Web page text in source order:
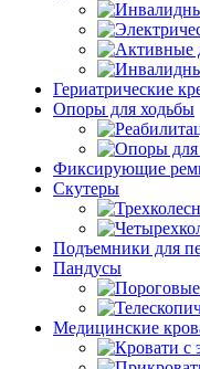
Гериатрические
Опоры для ходьбы
Фиксирующие
Скутеры
Подъемники для
Пандусы
Медицинские